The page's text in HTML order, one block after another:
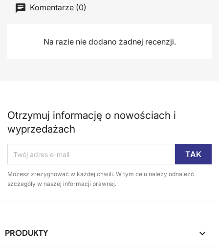
Komentarze (0)
Na razie nie dodano żadnej recenzji.
Otrzymuj informację o nowościach i
wyprzedażach
Możesz zrezygnować w każdej chwili. W tym celu należy odnaleźć
szczegóły w naszej informacji prawnej.
PRODUKTY 